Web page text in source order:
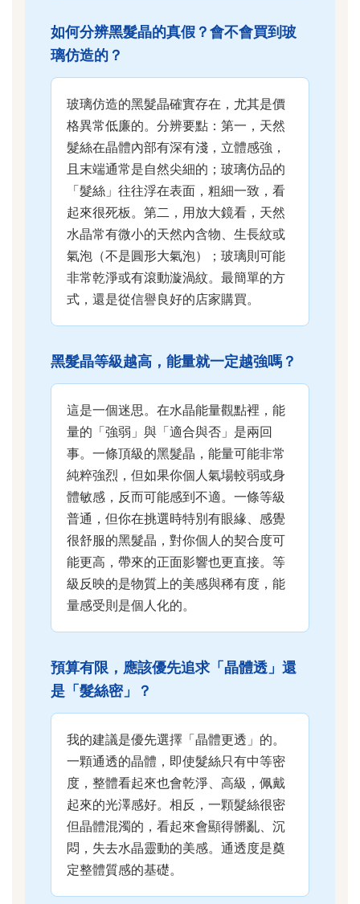
如何分辨黑髮晶的真假？會不會買到玻
璃仿造的？
玻璃仿造的黑髮晶確實存在，尤其是價
格異常低廉的。分辨要點：第一，天然
髮絲在晶體內部有深有淺，立體感強，
且末端通常是自然尖細的；玻璃仿品的
「髮絲」往往浮在表面，粗細一致，看
起來很死板。第二，用放大鏡看，天然
水晶常有微小的天然內含物、生長紋或
氣泡（不是圓形大氣泡）；玻璃則可能
非常乾淨或有滾動漩渦紋。最簡單的方
式，還是從信譽良好的店家購買。
黑髮晶等級越高，能量就一定越強嗎？
這是一個迷思。在水晶能量觀點裡，能
量的「強弱」與「適合與否」是兩回
事。一條頂級的黑髮晶，能量可能非常
純粹強烈，但如果你個人氣場較弱或身
體敏感，反而可能感到不適。一條等級
普通，但你在挑選時特別有眼緣、感覺
很舒服的黑髮晶，對你個人的契合度可
能更高，帶來的正面影響也更直接。等
級反映的是物質上的美感與稀有度，能
量感受則是個人化的。
預算有限，應該優先追求「晶體透」還
是「髮絲密」？
我的建議是優先選擇「晶體更透」的。
一顆通透的晶體，即使髮絲只有中等密
度，整體看起來也會乾淨、高級，佩戴
起來的光澤感好。相反，一顆髮絲很密
但晶體混濁的，看起來會顯得髒亂、沉
悶，失去水晶靈動的美感。通透度是奠
定整體質感的基礎。